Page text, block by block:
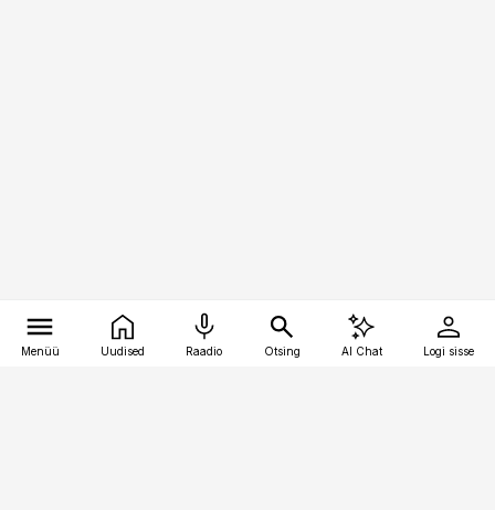
Menüü Uudised Raadio Otsing AI Chat Logi sisse